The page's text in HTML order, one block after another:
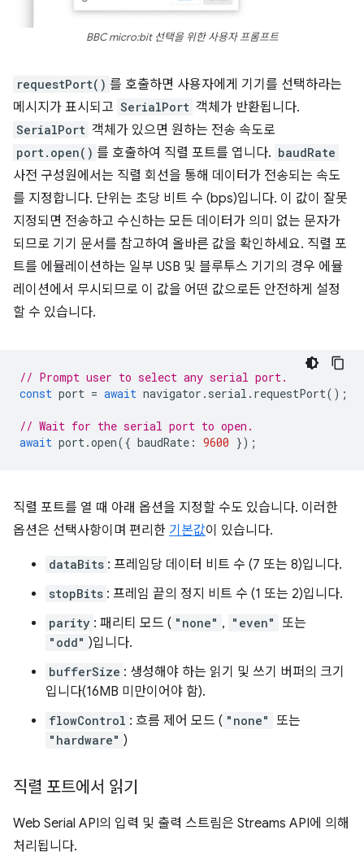
BBC micro:bit 선택을 위한 사용자 프롬프트
requestPort() 를 호출하면 사용자에게 기기를 선택하라는
메시지가 표시되고 SerialPort 객체가 반환됩니다.
SerialPort 객체가 있으면 원하는 전송 속도로
port.open() 를 호출하여 직렬 포트를 엽니다. baudRate
사전 구성원에서는 직렬 회선을 통해 데이터가 전송되는 속도
를 지정합니다. 단위는 초당 비트 수 (bps)입니다. 이 값이 잘못
지정되면 전송하고 수신하는 모든 데이터가 의미 없는 문자가
되므로 기기 문서를 참고하여 올바른 값을 확인하세요. 직렬 포
트를 에뮬레이션하는 일부 USB 및 블루투스 기기의 경우 에뮬
레이션에서 무시되므로 이 값을 어떤 값으로든 안전하게 설정
할 수 있습니다.
// Prompt user to select any serial port.
const port = await navigator . serial . requestPort();
// Wait for the serial port to open.
await port.open({ baudRate : 9600 });
직렬 포트를 열 때 아래 옵션을 지정할 수도 있습니다. 이러한
옵션은 선택사항이며 편리한 기본값이 있습니다.
dataBits : 프레임당 데이터 비트 수 (7 또는 8)입니다.
stopBits : 프레임 끝의 정지 비트 수 (1 또는 2)입니다.
parity : 패리티 모드 ( "none" , "even" 또는
"odd" )입니다.
bufferSize : 생성해야 하는 읽기 및 쓰기 버퍼의 크기
입니다(16MB 미만이어야 함).
flowControl : 흐름 제어 모드 ( "none" 또는
"hardware" )
직렬 포트에서 읽기
Web Serial API의 입력 및 출력 스트림은 Streams API에 의해
처리됩니다.